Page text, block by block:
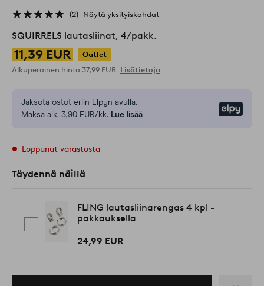
2 Näytä yksityiskohdat
SQUIRRELS lautasliinat, 4/pakk.
11,39 EUR
Outlet
Alkuperäinen hinta 37,99 EUR Lisätietoja
Jaksota ostot eriin Elpyn avulla.
Maksa alk. 3,90 EUR/kk. Lue lisää
Loppunut varastosta
Täydennä näillä
FLING lautasliinarengas 4 kpl -
pakkauksella
24,99 EUR